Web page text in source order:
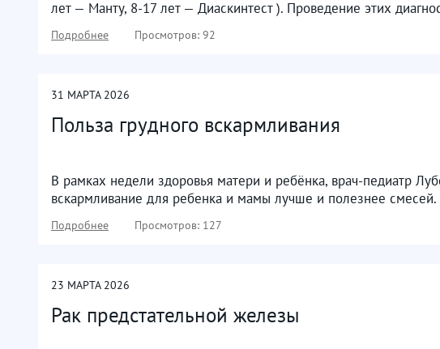
лет — Манту, 8-17 лет — Диаскинтест ). Проведение этих
Подробнее Просмотров: 92
31 МАРТА 2026
Польза грудного вскармливания
В рамках недели здоровья матери и ребёнка, врач-педиатр
вскармливание для ребенка и мамы лучше и полезнее
Подробнее Просмотров: 127
23 МАРТА 2026
Рак предстательной железы